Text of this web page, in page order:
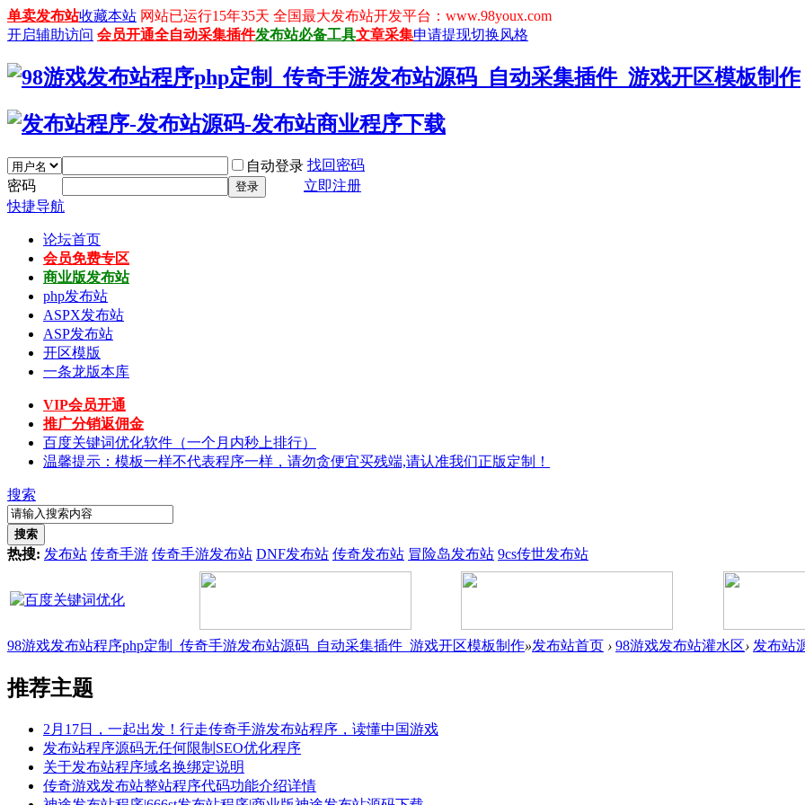
单卖发布站收藏本站 网站已运行15年35天 全国最大发布站开发平台：www.98youx.com
开启辅助访问 会员开通全自动采集插件发布站必备工具文章采集申请提现切换风格
自动登录 找回密码
密码
登录
立即注册
快捷导航
论坛首页
会员免费专区
商业版发布站
php发布站
ASPX发布站
ASP发布站
开区模版
一条龙版本库
VIP会员开通
推广分销返佣金
百度关键词优化软件（一个月内秒上排行）
温馨提示：模板一样不代表程序一样，请勿贪便宜买残端,请认准我们正版定制！
搜索
搜索
热搜: 发布站 传奇手游 传奇手游发布站 DNF发布站 传奇发布站 冒险岛发布站 9cs传世发布站
98游戏发布站程序php定制_传奇手游发布站源码_自动采集插件_游戏开区模板制作»发布站首页 › 98游戏发布站灌水区› 发布站
推荐主题
2月17日，一起出发！行走传奇手游发布站程序，读懂中国游戏
发布站程序源码无任何限制SEO优化程序
关于发布站程序域名换绑定说明
传奇游戏发布站整站程序代码功能介绍详情